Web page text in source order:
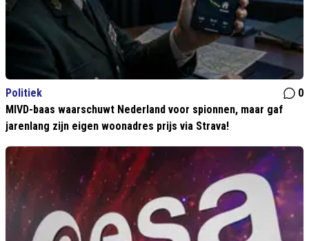
Politiek
0
MIVD-baas waarschuwt Nederland voor spionnen, maar gaf
jarenlang zijn eigen woonadres prijs via Strava!